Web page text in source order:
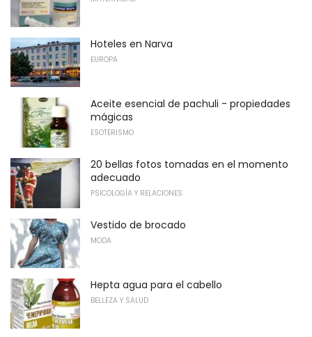
Hoteles en Narva
EUROPA
Aceite esencial de pachuli - propiedades
mágicas
ESOTERISMO
20 bellas fotos tomadas en el momento
adecuado
PSICOLOGÍA Y RELACIONES
Vestido de brocado
MODA
Hepta agua para el cabello
BELLEZA Y SALUD